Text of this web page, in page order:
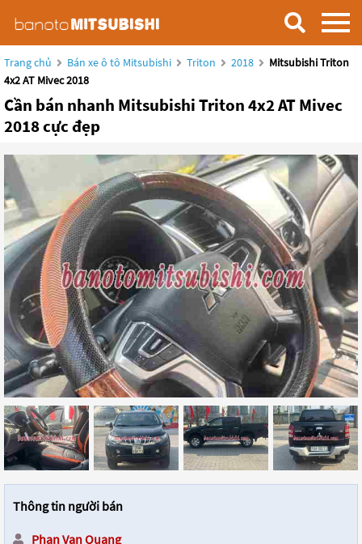
Trang chủ Bán xe ô tô Mitsubishi Triton 2018
Mitsubishi Triton
4x2 AT Mivec 2018
Cần bán nhanh Mitsubishi Triton 4x2 AT Mivec
2018 cực đẹp
Thông tin người bán
Phan Van Quang